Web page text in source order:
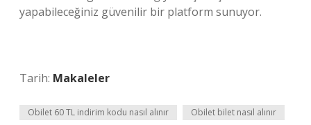
yapabileceğiniz güvenilir bir platform sunuyor.
Tarih: Makaleler
Obilet 60 TL indirim kodu nasıl alınır Obilet bilet nasıl alınır